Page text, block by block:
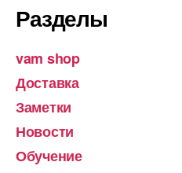
Разделы
vam shop
Доставка
Заметки
Новости
Обучение